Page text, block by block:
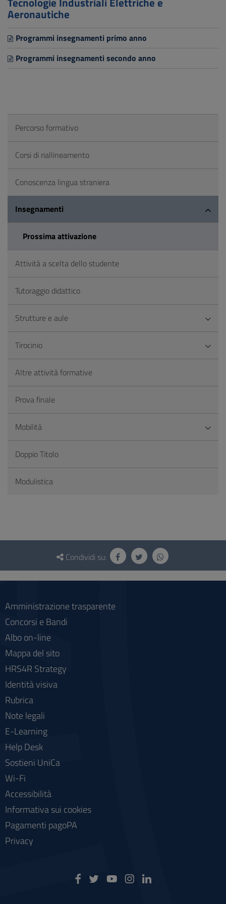
Aeronautiche
Programmi insegnamenti primo anno
Programmi insegnamenti secondo anno
Percorso formativo
Corsi di riallineamento
Conoscenza lingua straniera
Insegnamenti
Prossima attivazione
Attività a scelta dello studente
Tutoraggio didattico
Strutture e aule
Tirocinio
Altre attività formative
Prova finale
Mobilità
Doppio Titolo
Modulistica
Questionario
social
Condividi su:
Amministrazione trasparente
Concorsi e Bandi
Albo on-line
Mappa del sito
HRS4R Strategy
Identità visiva
Rubrica
Note legali
E-Learning
Help Desk
Sostieni UniCa
Wi-Fi
Accessibilità
Informativa sui cookies
Pagamenti pagoPA
Privacy